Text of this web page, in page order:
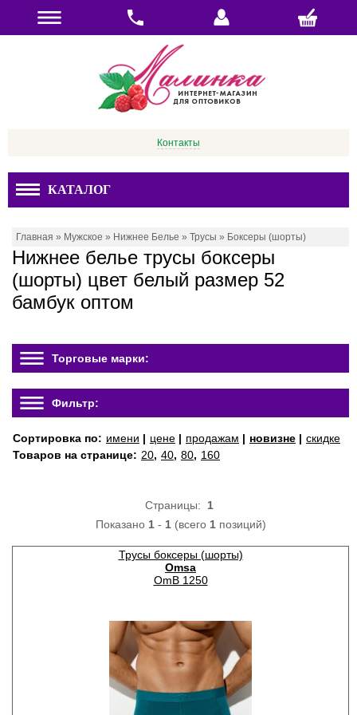
Контакты
КАТАЛОГ
Главная » Мужское » Нижнее Белье » Трусы » Боксеры (шорты)
Нижнее белье трусы боксеры
(шорты) цвет белый размер 52
бамбук оптом
Торговые марки:
Фильтр:
Сортировка по: имени | цене | продажам | новизне | скидке
Товаров на странице: 20, 40, 80, 160
Страницы: 1
Показано 1- 1(всего 1позиций)
Трусы боксеры (шорты)
Omsa
OmB 1250